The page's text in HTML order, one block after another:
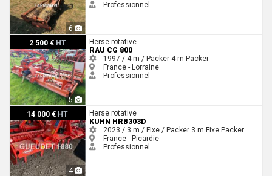
6
Professionnel
2 500 € HT
5
Rau CG 800
Herse rotative
RAU CG 800
1997 / 4 m / Packer 4 m Packer
France - Lorraine
Professionnel
14 000 € HT
4
Kuhn HRB303D
Herse rotative
KUHN HRB303D
2023 / 3 m / Fixe / Packer 3 m Fixe Packer
France - Picardie
Professionnel